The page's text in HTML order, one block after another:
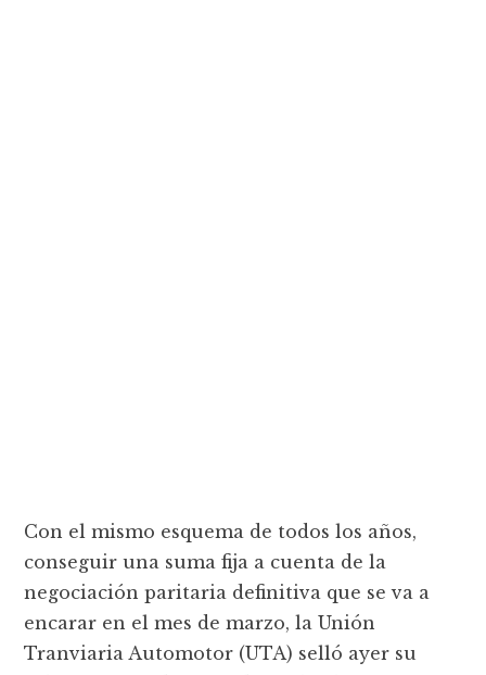
Con el mismo esquema de todos los años,
conseguir una suma fija a cuenta de la
negociación paritaria definitiva que se va a
encarar en el mes de marzo, la Unión
Tranviaria Automotor (UTA) selló ayer su